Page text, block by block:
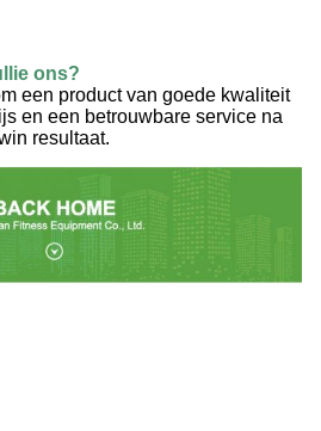
ons?
een product van goede kwaliteit
en een betrouwbare service na
resultaat.